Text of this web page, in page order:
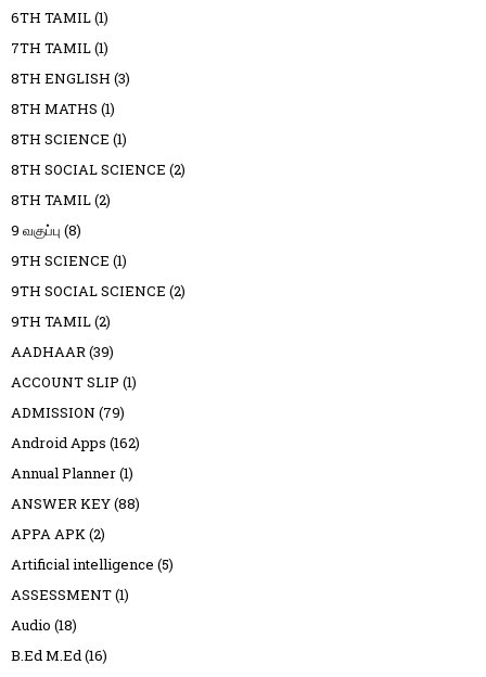
6TH TAMIL(1)
7TH TAMIL(1)
8TH ENGLISH (3)
8TH MATHS (1)
8TH SCIENCE (1)
8TH SOCIAL SCIENCE (2)
8TH TAMIL(2)
9 வகுப்பு (8)
9TH SCIENCE (1)
9TH SOCIAL SCIENCE (2)
9TH TAMIL(2)
AADHAAR (39)
ACCOUNT SLIP (1)
ADMISSION (79)
Android Apps (162)
Annual Planner(1)
ANSWER KEY(88)
APPA APK (2)
Artificial intelligence (5)
ASSESSMENT(1)
Audio (18)
B.Ed M.Ed (16)